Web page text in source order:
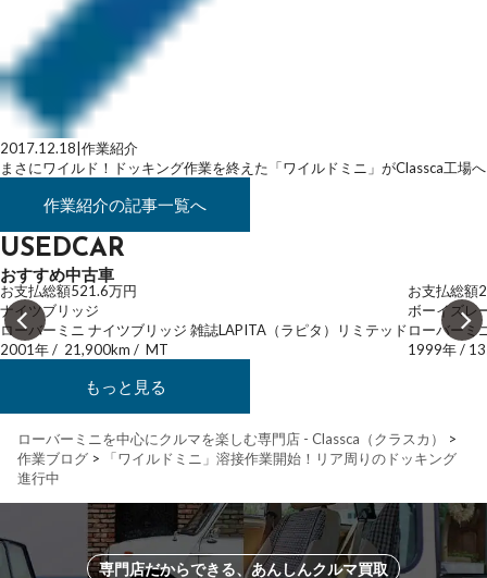
2017.12.18 作業紹介
まさにワイルド！ドッキング作業を終えた「ワイルドミニ」がClassca工場へ
作業紹介の記事一覧へ
USEDCAR
おすすめ中古車
お支払総額521.6万円
ナイツブリッジ
ローバーミニ ナイツブリッジ 雑誌LAPITA（ラピタ）リミテッド
2001年/ 21,900km / MT
お支払総額
ボーイズレ
ローバーミ
1999年/
もっと見る
ローバーミニを中心にクルマを楽しむ専門店 - Classca（クラスカ）
>
作業ブログ >
「ワイルドミニ」溶接作業開始！リア周りのドッキング
進行中
専門店だからできる、あんしんクルマ買取